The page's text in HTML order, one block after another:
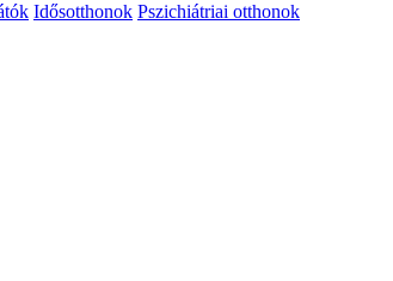
Idősotthonok Pszichiátriai otthonok